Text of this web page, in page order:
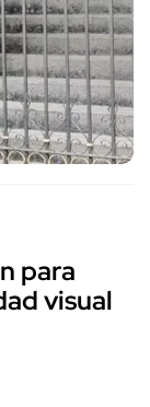
para
visual